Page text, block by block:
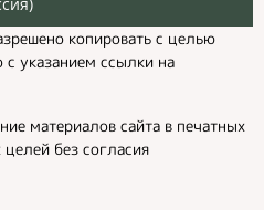
копировать с целью
с указанием ссылки на
материалов сайта в печатных
без согласия